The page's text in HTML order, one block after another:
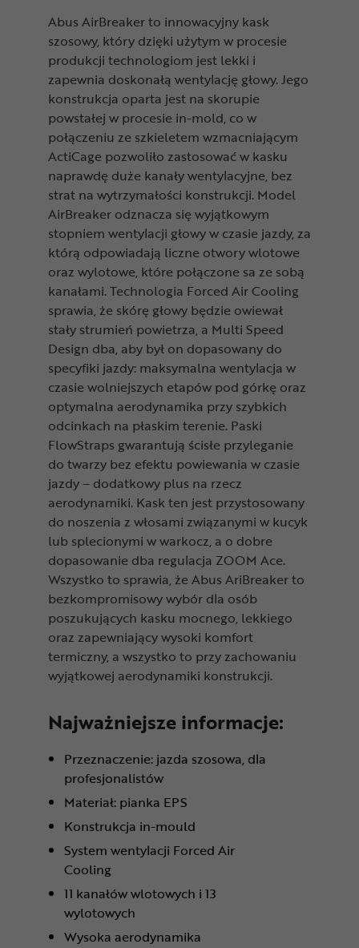
Abus AirBreaker to innowacyjny kask
szosowy, który dzięki użytym w procesie
produkcji technologiom jest lekki i
zapewnia doskonałą wentylację głowy. Jego
konstrukcja oparta jest na skorupie
powstałej w procesie in-mold, co w
połączeniu ze szkieletem wzmacniającym
ActiCage pozwoliło zastosować w kasku
naprawdę duże kanały wentylacyjne, bez
strat na wytrzymałości konstrukcji. Model
AirBreaker odznacza się wyjątkowym
stopniem wentylacji głowy w czasie jazdy, za
którą odpowiadają liczne otwory wlotowe
oraz wylotowe, które połączone sa ze sobą
kanałami. Technologia Forced Air Cooling
sprawia, że skórę głowy będzie owiewał
stały strumień powietrza, a Multi Speed
Design dba, aby był on dopasowany do
specyfiki jazdy: maksymalna wentylacja w
czasie wolniejszych etapów pod górkę oraz
optymalna aerodynamika przy szybkich
odcinkach na płaskim terenie. Paski
FlowStraps gwarantują ścisłe przyleganie
do twarzy bez efektu powiewania w czasie
jazdy – dodatkowy plus na rzecz
aerodynamiki. Kask ten jest przystosowany
do noszenia z włosami związanymi w kucyk
lub splecionymi w warkocz, a o dobre
dopasowanie dba regulacja ZOOM Ace.
Wszystko to sprawia, że Abus AriBreaker to
bezkompromisowy wybór dla osób
poszukujących kasku mocnego, lekkiego
oraz zapewniający wysoki komfort
termiczny, a wszystko to przy zachowaniu
wyjątkowej aerodynamiki konstrukcji.
Najważniejsze informacje:
Przeznaczenie: jazda szosowa, dla
profesjonalistów
Materiał: pianka EPS
Konstrukcja in-mould
System wentylacji Forced Air
Cooling
11 kanałów wlotowych i 13
wylotowych
Wysoka aerodynamika